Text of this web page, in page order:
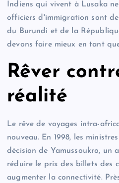
Indiens qui vivent à Lusaka
officiers d'immigration sont
du Burundi et de la
devons faire mieux en tant
Rêver
réalité
Le rêve de voyages intra-
nouveau. En 1998, les
décision de Yamussoukro, un
réduire le prix des billets des
augmenter la connectivité.